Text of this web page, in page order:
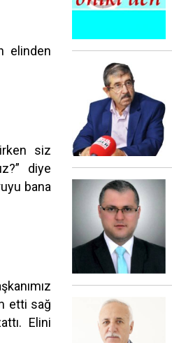
elinden
siz
diye
bana
etti sağ
Elini